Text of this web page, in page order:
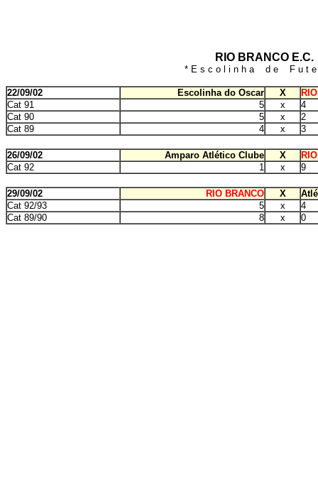
RIO BRANCO E.C.
* E s c o l i n h a d e F u t e
22/09/02 Escolinha do Oscar X
Cat 91
5 x
4
Cat 90
5 x
2
Cat 89
4 x 3
26/09/02 Amparo Atlético Clube X
Cat 92
1 x 9
29/09/02 RIO BRANCO X
Cat 92/93
5 x
4
Cat 89/90
8 x 0